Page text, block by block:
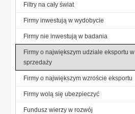
Filtry na cały świat
Firmy inwestują w wydobycie
Firmy nie inwestują w badania
Firmy o największym udziale eksportu w
sprzedaży
Firmy o największym wzroście eksportu
Firmy wolą się ubezpieczyć
Fundusz wierzy w rozwój